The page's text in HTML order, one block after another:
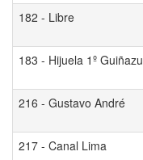
182 - Libre
183 - Hijuela 1º Guiñazu
216 - Gustavo André
217 - Canal Lima